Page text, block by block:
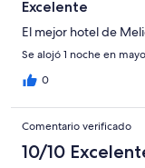
Excelente
El mejor hotel de
Se alojó 1 noche en
0
Comentario verificado
10/10